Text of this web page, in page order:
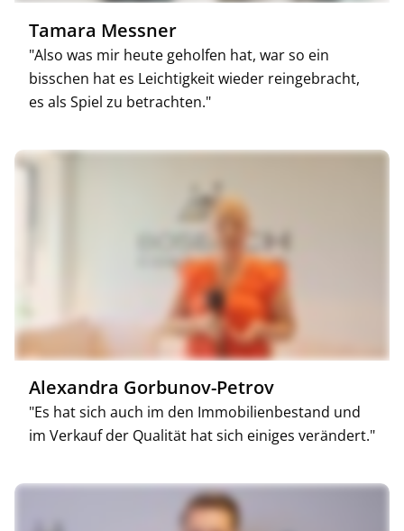
Tamara Messner
"Also was mir heute geholfen hat, war so ein
bisschen hat es Leichtigkeit wieder reingebracht,
es als Spiel zu betrachten."
Alexandra Gorbunov-Petrov
"Es hat sich auch im den Immobilienbestand und
im Verkauf der Qualität hat sich einiges verändert."